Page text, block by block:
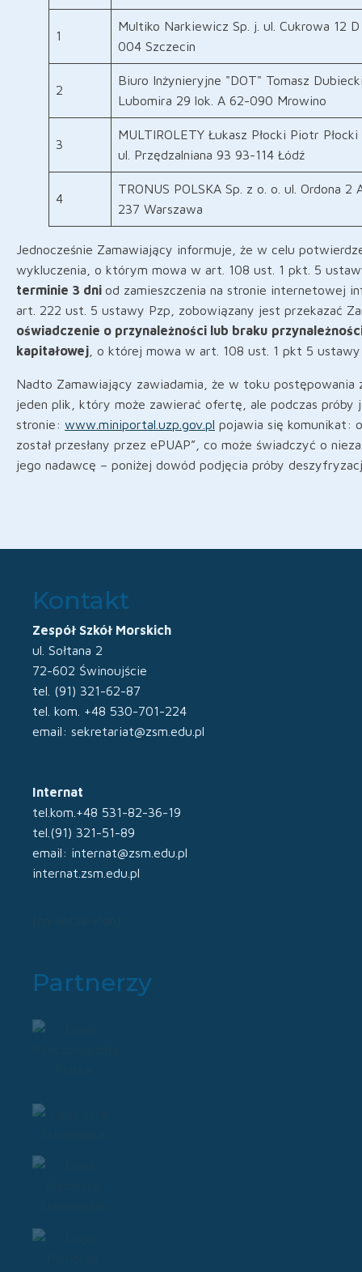
1
Multiko Narkiewicz Sp. j. ul. Cukrowa 12
004 Szczecin
2
Biuro Inżynieryjne "DOT" Tomasz
Lubomira 29 lok. A 62-090 Mrowino
3
MULTIROLETY Łukasz Płocki Piotr Płocki
ul. Przędzalniana 93 93-114 Łódź
4
TRONUS POLSKA Sp. z o. o. ul. Ordona 2
237 Warszawa
Jednocześnie Zamawiający informuje, że w celu
wykluczenia, o którym mowa w art. 108 ust. 1 pkt. 5
terminie 3 dni od zamieszczenia na stronie internetowej
art. 222 ust. 5 ustawy Pzp, zobowiązany jest przekazać
oświadczenie o przynależności lub braku
kapitałowej , o której mowa w art. 108 ust. 1 pkt 5 ustawy
Nadto Zamawiający zawiadamia, że w toku postępowania
jeden plik, który może zawierać ofertę, ale podczas próby
stronie: www.miniportal.uzp.gov.pl pojawia się komunikat:
został przesłany przez ePUAP”, co może świadczyć o
jego nadawcę – poniżej dowód podjęcia próby
Kontakt
Zespół Szkół Morskich
ul. Sołtana 2
72-602 Świnoujście
tel. (91) 321-62-87
tel. kom. +48 530-701-224
email: sekretariat@zsm.edu.pl
Internat
tel.kom.+48 531-82-36-19
tel.(91) 321-51-89
email: internat@zsm.edu.pl
internat.zsm.edu.pl
Partnerzy